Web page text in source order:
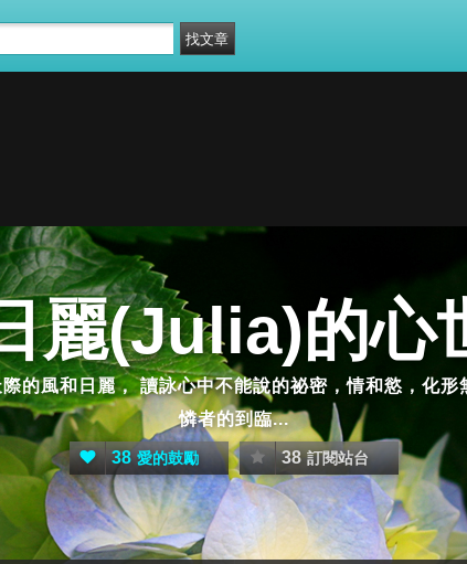
麗(Julia)的心
的風和日麗， 讀詠心中不能說的祕密，情和慾，化
憐者的到臨...
38 愛的鼓勵 38 訂閱站台